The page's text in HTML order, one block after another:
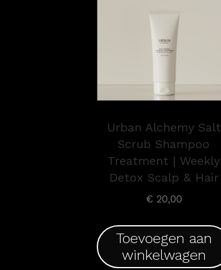
Urban Alchemy Salt
Scrub Shampoo
Treatment | Weekly
Detox Scalp & Hair
€20,00
Toevoegen aan
winkelwagen